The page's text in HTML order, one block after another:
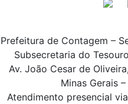
Prefeitura de Contagem –
Subsecretaria do
Av. João Cesar de
Minas Gerais
Atendimento presencial via